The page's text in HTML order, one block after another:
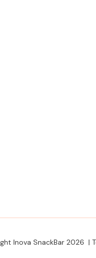
Inova SnackBar 2026 |